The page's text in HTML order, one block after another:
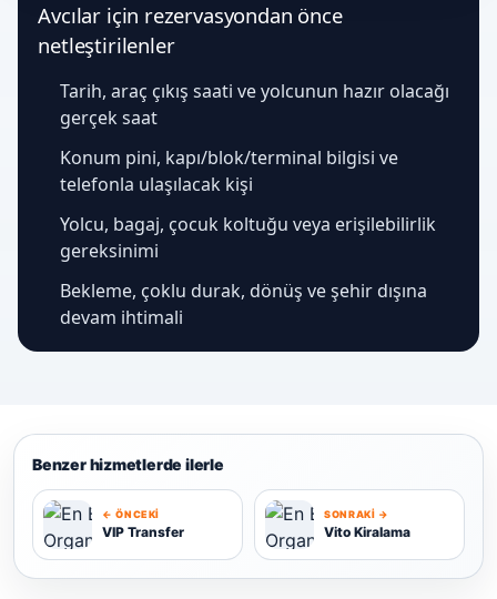
Avcılar için rezervasyondan önce
netleştirilenler
Tarih, araç çıkış saati ve yolcunun hazır olacağı
gerçek saat
Konum pini, kapı/blok/terminal bilgisi ve
telefonla ulaşılacak kişi
Yolcu, bagaj, çocuk koltuğu veya erişilebilirlik
gereksinimi
Bekleme, çoklu durak, dönüş ve şehir dışına
devam ihtimali
Benzer hizmetlerde ilerle
← ÖNCEKI
VIP Transfer
SONRAKI →
Vito Kiralama